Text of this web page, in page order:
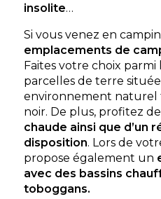
insolite…
Si vous venez en
emplacements de
Faites votre choix parmi
parcelles de terre
environnement naturel
noir. De plus, profitez de
chaude ainsi que d’un
disposition. Lors de
propose également un
avec des bassins
toboggans.
Camping La
Prats-de-Carlux, Dordogne ,
Aucune information
Découvrir